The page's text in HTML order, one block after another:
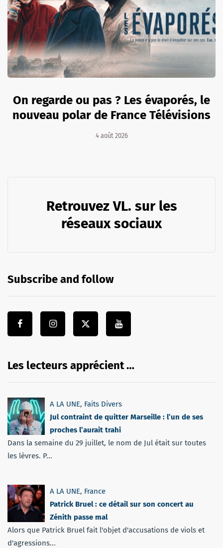
On regarde ou pas ? Les évaporés, le
nouveau polar de France Télévisions
4 août 2026
Retrouvez VL. sur les
réseaux sociaux
Subscribe and follow
Les lecteurs apprécient …
A LA UNE, Faits Divers
Jul contraint de quitter Marseille : l’un de ses
proches l’aurait trahi
Dans la semaine du 29 juillet, le nom de Jul était sur toutes
les lèvres. P...
A LA UNE, France
Patrick Bruel : ce détail sur son concert au
Zénith passe mal
Alors que Patrick Bruel fait l'objet d'accusations de viols et
d'agressions...